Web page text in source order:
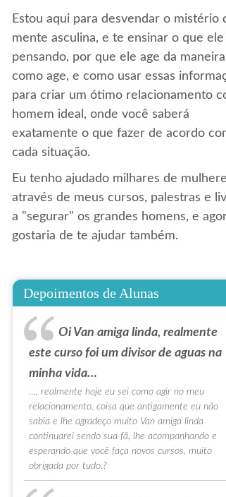
Estou aqui para desvendar o mistério
mente asculina, e te ensinar o que ele
pensando, por que ele age da maneira
como age, e como usar essas
para criar um ótimo relacionamento
homem ideal, onde você saberá
exatamente o que fazer de acordo
cada situação.
Eu tenho ajudado milhares de
através de meus cursos, palestras e
a "segurar" os grandes homens, e
gostaria de te ajudar também.
Depoimentos de Alunas
Oi Van amiga linda, realmente
este curso foi um divisor de aguas na
minha vida…
…, realmente hoje eu sei como agir no meu
relacionamento, coisa que antigamente eu não
sabia e lhe agradeço muito Van amiga linda
continuarei sendo sua fã, lhe acompanhando e
esperando que você faça novos cursos, muito
obrigada por tudo.?